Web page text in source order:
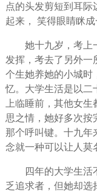
点的头发剪短到耳
起来， 笑得眼睛眯成
她十九岁，考上
发挥，考去了另外一
个生她养她的小城时
忆。大学生活是以二
上临睡前，其他女
思之情，她好多次按
那个呼叫键。十九年
念就一种可以让人莫
四年的大学生
乏追求者，但她却选